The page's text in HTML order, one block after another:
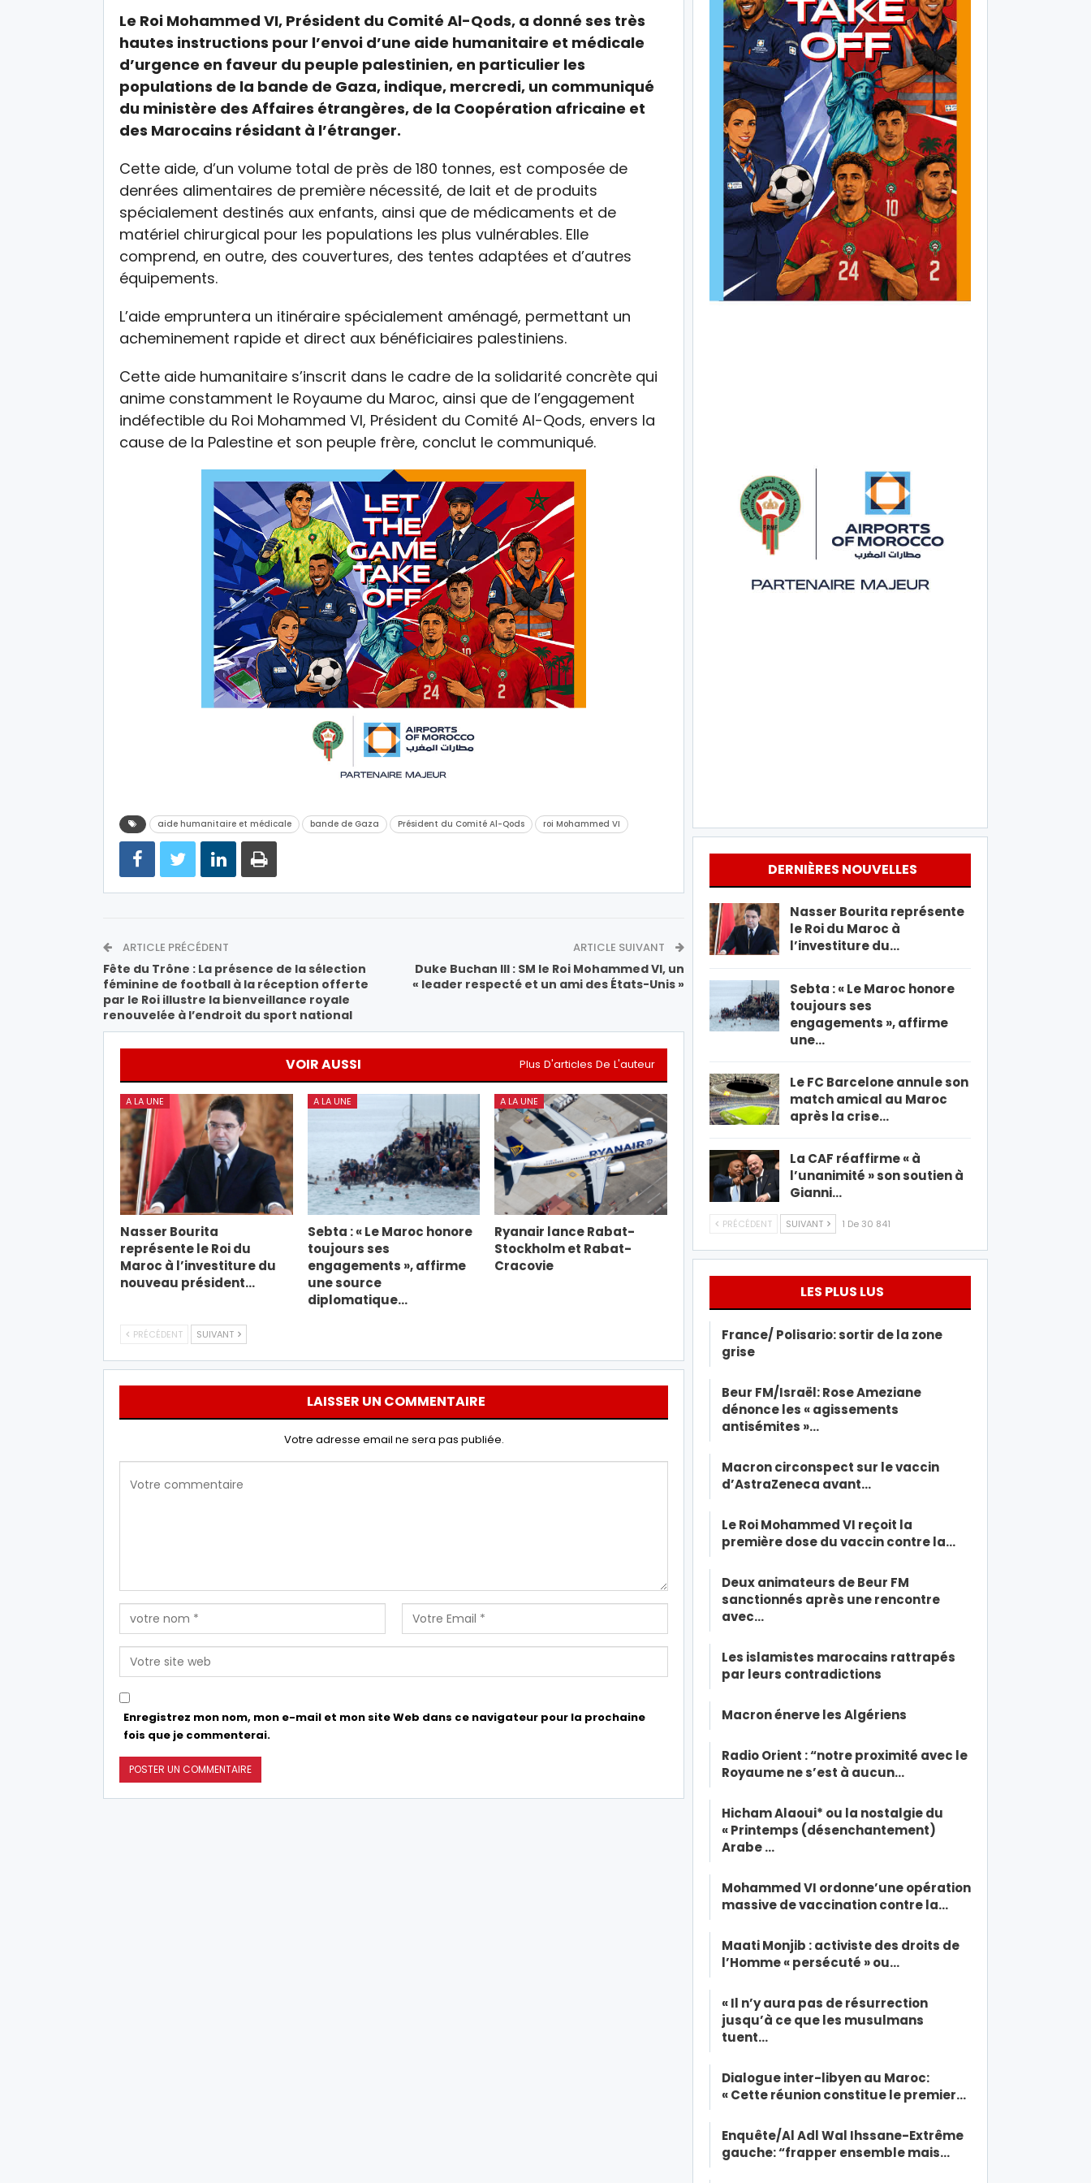
Le Roi Mohammed VI, Président du Comité Al-Qods, a donné ses très
hautes instructions pour l’envoi d’une aide humanitaire et médicale
d’urgence en faveur du peuple palestinien, en particulier les
populations de la bande de Gaza, indique, mercredi, un communiqué
du ministère des Affaires étrangères, de la Coopération africaine et
des Marocains résidant à l’étranger.
Cette aide, d’un volume total de près de 180 tonnes, est composée de
denrées alimentaires de première nécessité, de lait et de produits
spécialement destinés aux enfants, ainsi que de médicaments et de
matériel chirurgical pour les populations les plus vulnérables. Elle
comprend, en outre, des couvertures, des tentes adaptées et d’autres
équipements.
L’aide empruntera un itinéraire spécialement aménagé, permettant un
acheminement rapide et direct aux bénéficiaires palestiniens.
Cette aide humanitaire s’inscrit dans le cadre de la solidarité concrète qui
anime constamment le Royaume du Maroc, ainsi que de l’engagement
indéfectible du Roi Mohammed VI, Président du Comité Al-Qods, envers la
cause de la Palestine et son peuple frère, conclut le communiqué.
aide humanitaire et médicale bande de Gaza Président du Comité Al-Qods roi Mohammed VI
ARTICLE PRÉCÉDENT
Fête du Trône : La présence de la sélection
féminine de football à la réception offerte
par le Roi illustre la bienveillance royale
renouvelée à l’endroit du sport national
ARTICLE SUIVANT
Duke Buchan III : SM le Roi Mohammed VI, un
« leader respecté et un ami des États-Unis »
VOIR AUSSI Plus D'articles De L'auteur
A LA UNE
Nasser Bourita
représente le Roi du
Maroc à l’investiture du
nouveau président…
A LA UNE
Sebta : « Le Maroc honore
toujours ses
engagements », affirme
une source
diplomatique…
A LA UNE
Ryanair lance Rabat-
Stockholm et Rabat-
Cracovie
PRÉCÉDENT SUIVANT
LAISSER UN COMMENTAIRE
Votre adresse email ne sera pas publiée.
Enregistrez mon nom, mon e-mail et mon site Web dans ce navigateur pour la prochaine
fois que je commenterai.
DERNIÈRES NOUVELLES
Nasser Bourita représente
le Roi du Maroc à
l’investiture du…
Sebta : « Le Maroc honore
toujours ses
engagements », affirme
une…
Le FC Barcelone annule son
match amical au Maroc
après la crise…
La CAF réaffirme « à
l’unanimité » son soutien à
Gianni…
PRÉCÉDENT SUIVANT 1 De 30 841
LES PLUS LUS
France/ Polisario: sortir de la zone
grise
Beur FM/Israël: Rose Ameziane
dénonce les « agissements
antisémites »…
Macron circonspect sur le vaccin
d’AstraZeneca avant…
Le Roi Mohammed VI reçoit la
première dose du vaccin contre la…
Deux animateurs de Beur FM
sanctionnés après une rencontre
avec…
Les islamistes marocains rattrapés
par leurs contradictions
Macron énerve les Algériens
Radio Orient : “notre proximité avec le
Royaume ne s’est à aucun…
Hicham Alaoui* ou la nostalgie du
« Printemps (désenchantement)
Arabe …
Mohammed VI ordonne’une opération
massive de vaccination contre la…
Maati Monjib : activiste des droits de
l’Homme « persécuté » ou…
« Il n’y aura pas de résurrection
jusqu’à ce que les musulmans
tuent…
Dialogue inter-libyen au Maroc:
« Cette réunion constitue le premier…
Enquête/Al Adl Wal Ihssane-Extrême
gauche: “frapper ensemble mais…